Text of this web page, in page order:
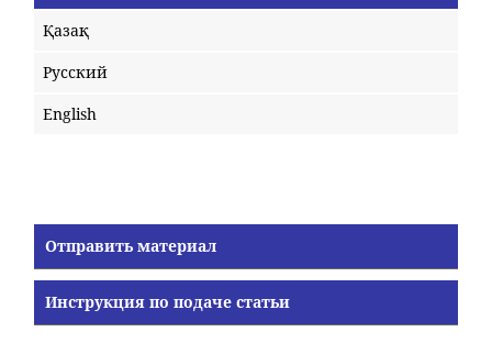
Қазақ
Русский
English
Отправить материал
Инструкция по подаче статьи